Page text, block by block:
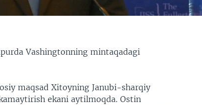
Vashingtonning mintaqadagi
maqsad Xitoyning Janubi-sharqiy
ekani aytilmoqda. Ostin